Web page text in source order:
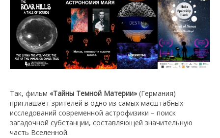
Так, фильм «Тайны Темной Материи» (Германия)
приглашает зрителей в одно из самых масштабных
исследований современной астрофизики – поиск
загадочной субстанции, составляющей значительную
часть Вселенной.